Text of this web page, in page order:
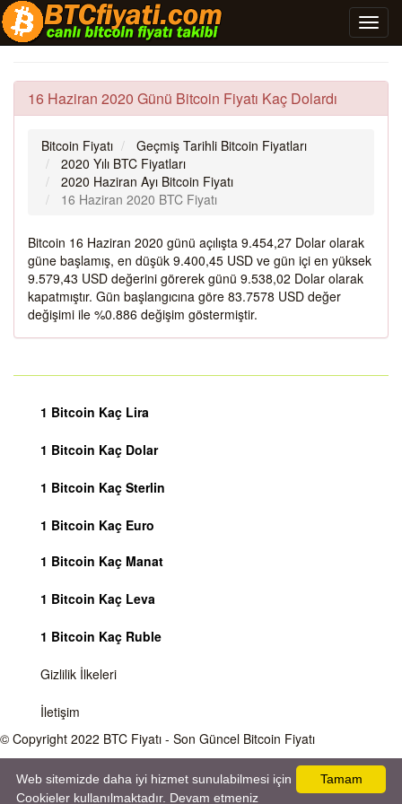
16 Haziran 2020 Günü Bitcoin Fiyatı Kaç Dolardı
Bitcoin Fiyatı
Geçmiş Tarihli Bitcoin Fiyatları
2020 Yılı BTC Fiyatları
2020 Haziran Ayı Bitcoin Fiyatı
16 Haziran 2020 BTC Fiyatı
Bitcoin 16 Haziran 2020 günü açılışta 9.454,27 Dolar olarak
güne başlamış, en düşük 9.400,45 USD ve gün içi en yüksek
9.579,43 USD değerini görerek günü 9.538,02 Dolar olarak
kapatmıştır. Gün başlangıcına göre 83.7578 USD değer
değişimi ile %0.886 değişim göstermiştir.
1 Bitcoin Kaç Lira
1 Bitcoin Kaç Dolar
1 Bitcoin Kaç Sterlin
1 Bitcoin Kaç Euro
1 Bitcoin Kaç Manat
1 Bitcoin Kaç Leva
1 Bitcoin Kaç Ruble
Gizlilik İlkeleri
İletişim
© Copyright 2022 BTC Fiyatı - Son Güncel Bitcoin Fiyatı
Bitcoin fiyatı sürekli olarak değişmektedir, 7 gün 24 saat kripto para piyasaları
aktiftir. Sitemiz sadece bilgilendirme amacı gütmektedir, herhangi bir kripto paraya
Tamam
Web sitemizde daha iyi hizmet sunulabilmesi için
Cookieler kullanılmaktadır. Devam etmeniz